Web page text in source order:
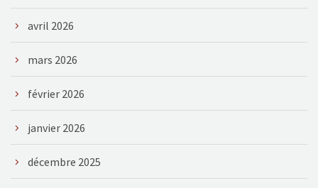
avril 2026
mars 2026
février 2026
janvier 2026
décembre 2025